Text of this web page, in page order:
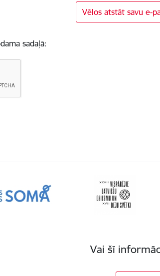
Vēlos atstāt savu e-
sadaļā:
Vai šī